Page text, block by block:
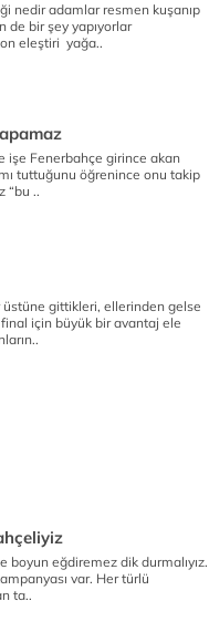
nedir adamlar resmen kuşanıp
de bir şey yapıyorlar
eleştiri yağa..
işe Fenerbahçe girince akan
tuttuğunu öğrenince onu takip
“bu ..
üstüne gittikleri, ellerinden gelse
için büyük bir avantaj ele
eğdiremez dik durmalıyız.
var. Her türlü
ta..